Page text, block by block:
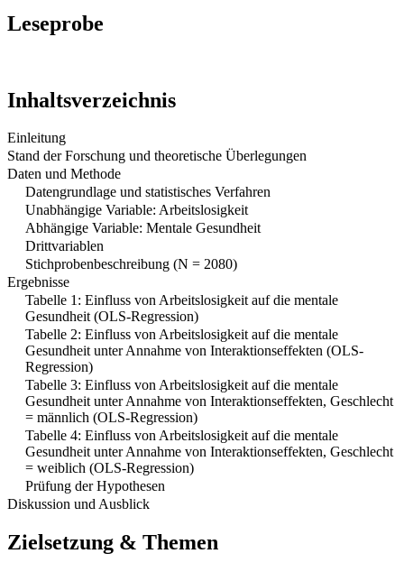
Leseprobe
Inhaltsverzeichnis
Einleitung
Stand der Forschung und theoretische Überlegungen
Daten und Methode
Datengrundlage und statistisches Verfahren
Unabhängige Variable: Arbeitslosigkeit
Abhängige Variable: Mentale Gesundheit
Drittvariablen
Stichprobenbeschreibung (N = 2080)
Ergebnisse
Tabelle 1: Einfluss von Arbeitslosigkeit auf die mentale
Gesundheit (OLS-Regression)
Tabelle 2: Einfluss von Arbeitslosigkeit auf die mentale
Gesundheit unter Annahme von Interaktionseffekten (OLS-
Regression)
Tabelle 3: Einfluss von Arbeitslosigkeit auf die mentale
Gesundheit unter Annahme von Interaktionseffekten, Geschlecht
= männlich (OLS-Regression)
Tabelle 4: Einfluss von Arbeitslosigkeit auf die mentale
Gesundheit unter Annahme von Interaktionseffekten, Geschlecht
= weiblich (OLS-Regression)
Prüfung der Hypothesen
Diskussion und Ausblick
Zielsetzung & Themen